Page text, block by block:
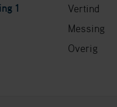
1 Vertind
Messing
Overig